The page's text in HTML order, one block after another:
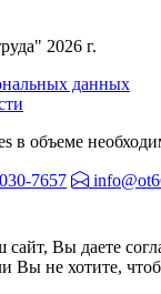
2026 г.
данных
в объеме
7657
Вы даете
Вы не хотите,